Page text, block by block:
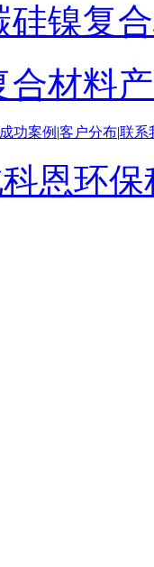
硅镍复
合材料
成功案例 |客户分布|联系
恩环